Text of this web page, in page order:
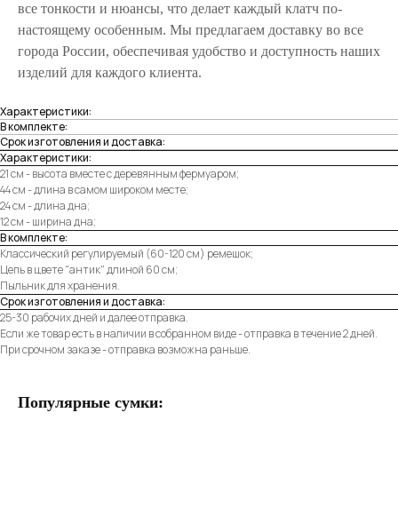
все тонкости и нюансы, что делает каждый клатч по-
настоящему особенным. Мы предлагаем доставку во все
города России, обеспечивая удобство и доступность наших
изделий для каждого клиента.
Характеристики:
В комплекте:
Срок изготовления и доставка:
Характеристики:
21 см - высота вместе с деревянным фермуаром;
44 см - длина в самом широком месте;
24 см - длина дна;
12 см - ширина дна;
В комплекте:
Классический регулируемый (60-120 см) ремешок;
Цепь в цвете "антик" длиной 60 см;
Пыльник для хранения.
Срок изготовления и доставка:
25-30 рабочих дней и далее отправка.
Если же товар есть в наличии в собранном виде - отправка в течение 2 дней.
При срочном заказе - отправка возможна раньше.
Популярные сумки: